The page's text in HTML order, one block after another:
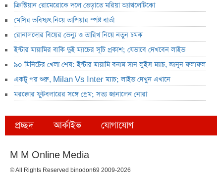
ক্রিস্টিয়ান রোমেরোকে দলে ভেড়াতে মরিয়া অ্যাথলেটিকো
মেসির ভবিষ্যৎ নিয়ে তাপিয়ার স্পষ্ট বার্তা
রোনালদোর বিয়ের ভেন্যু ও তারিখ নিয়ে নতুন চমক
ইন্টার মায়ামির বাকি দুই ম্যাচের সূচি প্রকাশ; যেভাবে দেখবেন লাইভ
৯০ মিনিটের খেলা শেষ: ইন্টার মায়ামি বনাম সান লুইস ম্যাচ, জানুন ফলাফল
একটু পর শুরু, Milan Vs Inter ম্যাচ; লাইভ দেখুন এখানে
মরক্কোর ফুটবলারের সঙ্গে প্রেম; সত্য জানালেন নোরা
প্রচ্ছদ আর্কাইভ যোগাযোগ
M M Online Media
© All Rights Reserved binodon69 2009-2026